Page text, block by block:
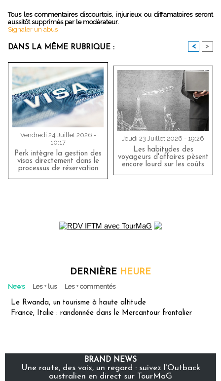
Tous les commentaires discourtois, injurieux ou diffamatoires seront
aussitôt supprimés par le modérateur.
Signaler un abus
DANS LA MÊME RUBRIQUE : < >
Vendredi 24 Juillet 2026 -
10:17
Perk intègre la gestion des
visas directement dans le
processus de réservation
Jeudi 23 Juillet 2026 - 19:26
Les habitudes des
voyageurs d'affaires pèsent
encore lourd sur les coûts
DERNIÈRE HEURE
News Les + lus Les + commentés
Le Rwanda, un tourisme à haute altitude
France, Italie : randonnée dans le Mercantour frontalier
BRAND NEWS
Une route, des voix, un regard : suivez l’Outback
australien en direct sur TourMaG